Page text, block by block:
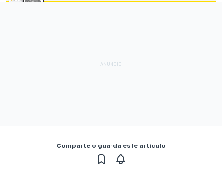
Comparte o guarda este artículo